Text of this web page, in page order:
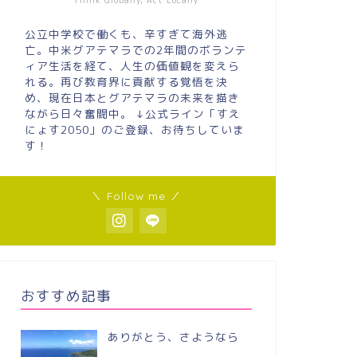
公立中学校で働くも、辛すぎて海外逃
亡。中米グアテマラでの2年間のボランテ
ィア生活を経て、人生の価値観を変えら
れる。再び教育界に貢献する覚悟を決
め、現在日本とグアテマラの未来を描き
ながら日々奮闘中。 ↓公式ライン「すえ
にょす2050」のご登録、お待ちしていま
す！
＼ Follow me ／
おすすめ記事
ありがとう、さようなら